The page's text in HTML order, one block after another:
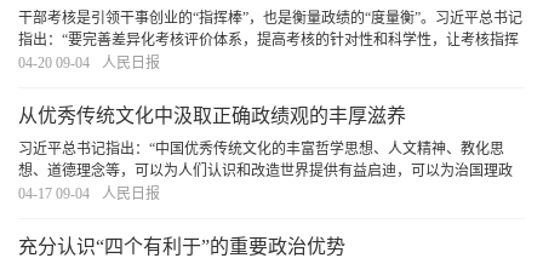
干部考核是引领干事创业的“指挥棒”，也是衡量政绩的“度量衡”。习近平总书记
指出：“要完善差异化考核评价体系，提高考核的针对性和科学性，让考核指挥
棒真正管用。”引导广大党员干部树立和践行正确政绩观，创造造福人民、群众
04-20 09-04 人民日报
从优秀传统文化中汲取正确政绩观的丰厚滋养
习近平总书记指出：“中国优秀传统文化的丰富哲学思想、人文精神、教化思
想、道德理念等，可以为人们认识和改造世界提供有益启迪，可以为治国理政
提供有益启示”。我们要坚持古为今用、推陈出新，结合实际，不断从中华优秀
04-17 09-04 人民日报
充分认识“四个有利于”的重要政治优势